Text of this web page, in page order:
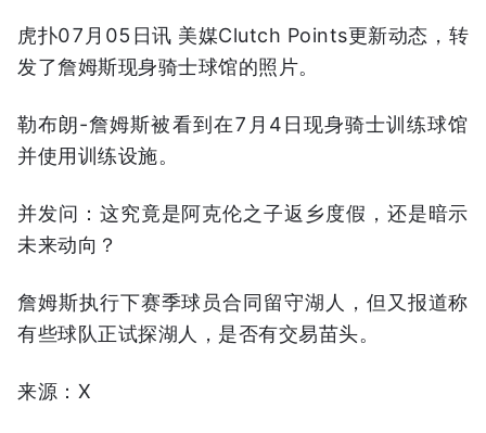
虎扑07月05日讯 美媒Clutch Points更新动态，转
发了詹姆斯现身骑士球馆的照片。
勒布朗-詹姆斯被看到在7月4日现身骑士训练球馆
并使用训练设施。
并发问：这究竟是阿克伦之子返乡度假，还是暗示
未来动向？
詹姆斯执行下赛季球员合同留守湖人，但又报道称
有些球队正试探湖人，是否有交易苗头。
来源：X